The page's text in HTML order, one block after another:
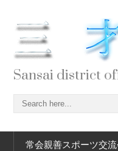
Sansai district
常会親善スポーツ交